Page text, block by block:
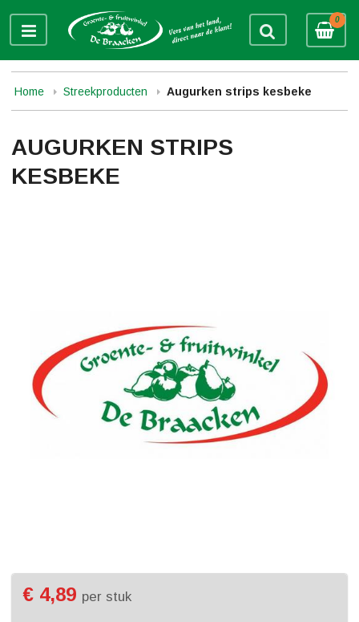
0
Home Streekproducten Augurken strips kesbeke
AUGURKEN STRIPS
KESBEKE
€ 4,89 per stuk